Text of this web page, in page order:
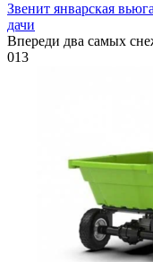
Звенит январская
дачи
Впереди два самых
013